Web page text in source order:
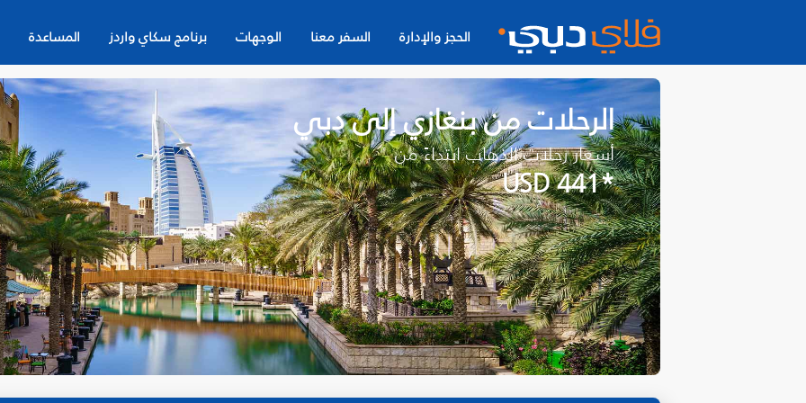
الحجز والإدارة السفر معنا الوجهات برنامج سكاي واردز المساعدة
الرحلات من بنغازي إلى دبي
أسعار رحلات الذهاب ابتداءً من
*USD 441